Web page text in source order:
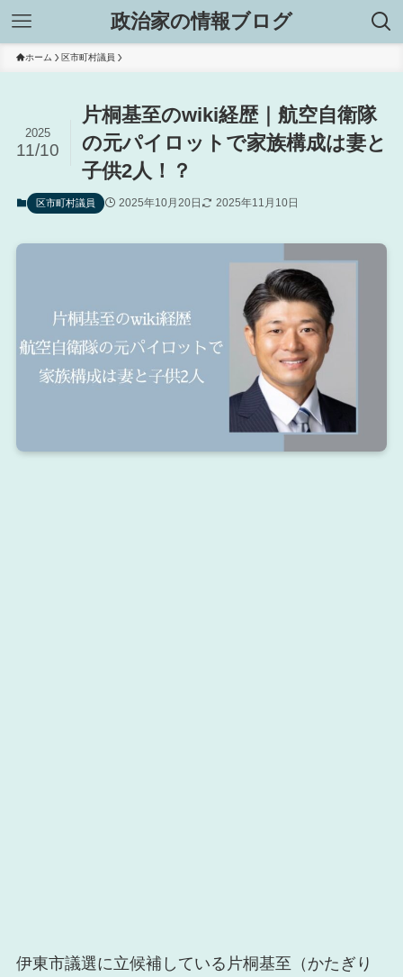
政治家の情報ブログ
ホーム 区市町村議員
片桐基至のwiki経歴｜航空自衛隊
の元パイロットで家族構成は妻と
子供2人！？
2025
11/10
区市町村議員 2025年10月20日 2025年11月10日
伊東市議選に立候補している片桐基至（かたぎり